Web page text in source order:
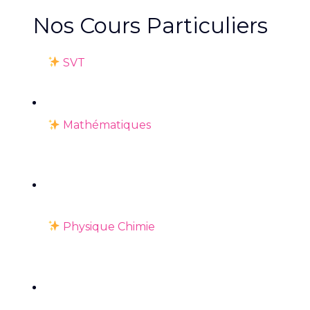
Nos Cours Particuliers
SVT
Mathématiques
Physique Chimie